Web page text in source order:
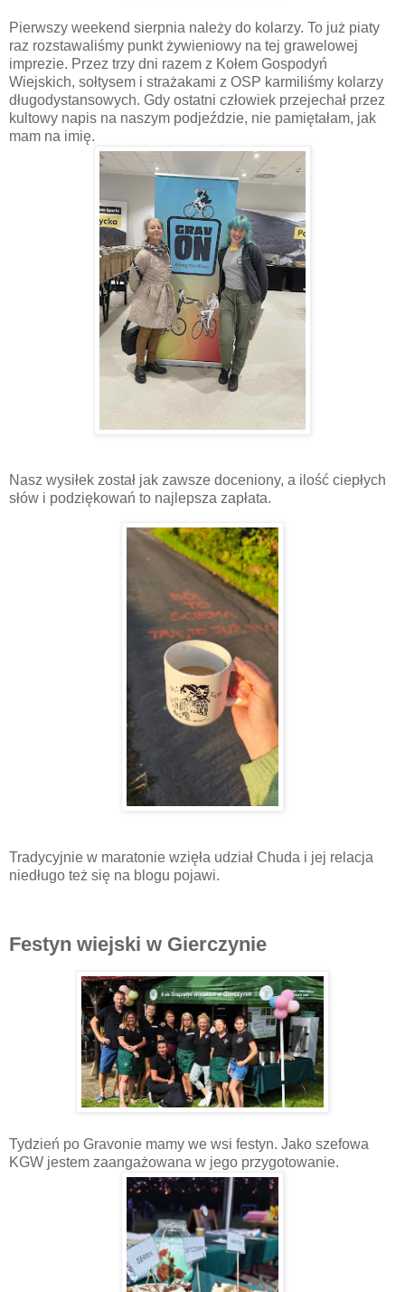
Pierwszy weekend sierpnia należy do kolarzy. To już piaty
raz rozstawaliśmy punkt żywieniowy na tej grawelowej
imprezie. Przez trzy dni razem z Kołem Gospodyń
Wiejskich, sołtysem i strażakami z OSP karmiliśmy kolarzy
długodystansowych. Gdy ostatni człowiek przejechał przez
kultowy napis na naszym podjeździe, nie pamiętałam, jak
mam na imię.
Nasz wysiłek został jak zawsze doceniony, a ilość ciepłych
słów i podziękowań to najlepsza zapłata.
Tradycyjnie w maratonie wzięła udział Chuda i jej relacja
niedługo też się na blogu pojawi.
Festyn wiejski w Gierczynie
Tydzień po Gravonie mamy we wsi festyn. Jako szefowa
KGW jestem zaangażowana w jego przygotowanie.